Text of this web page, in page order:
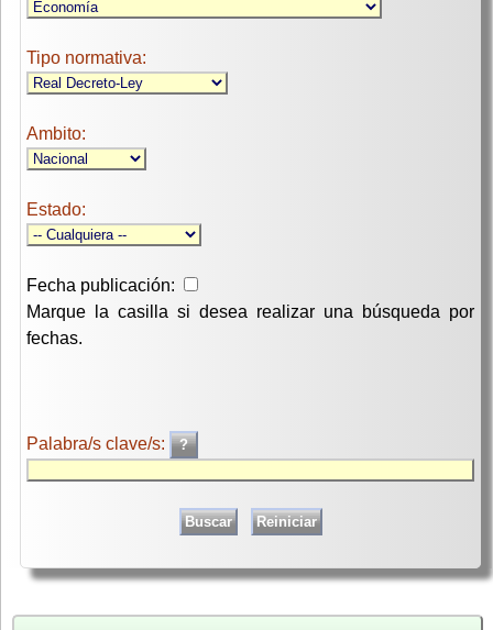
Tipo normativa:
Ambito:
Estado:
Fecha publicación:
Marque la casilla si desea realizar una búsqueda por
fechas.
Palabra/s clave/s: